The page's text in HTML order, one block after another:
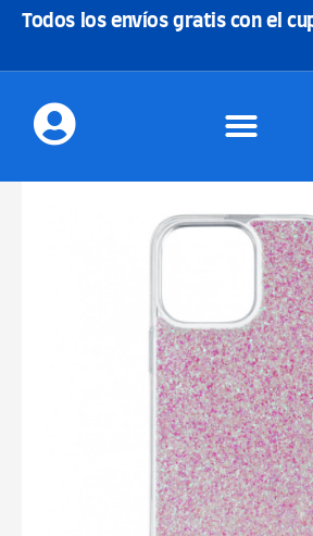
Todos los envíos gratis con el